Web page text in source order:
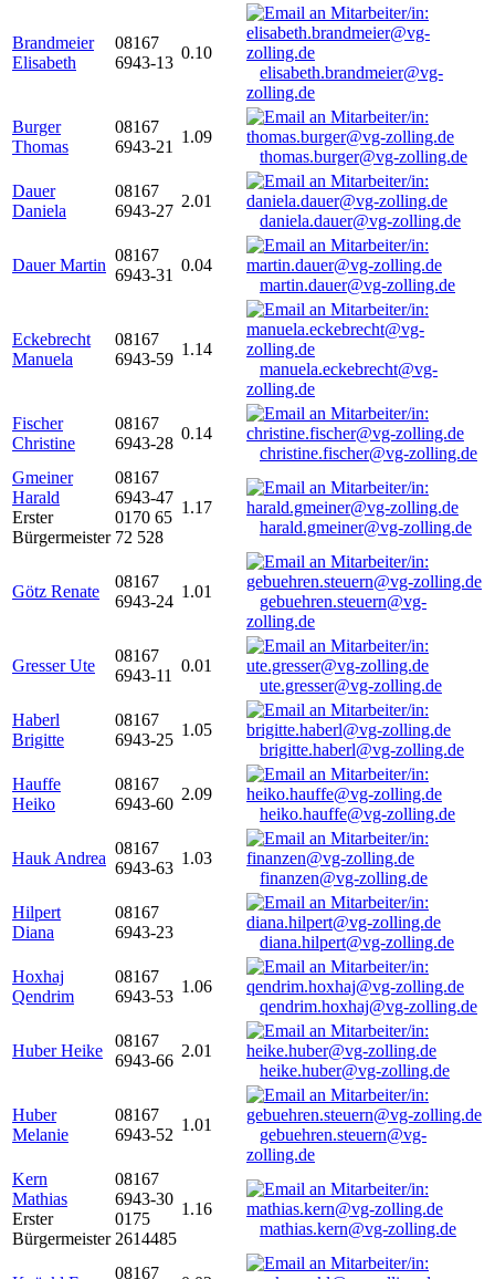
Brandmeier
Elisabeth
08167
6943-13
0.10
elisabeth.brandmeier@vg-
zolling.de
Burger
Thomas
08167
6943-21
1.09
thomas.burger@vg-zolling.de
Dauer
Daniela
08167
6943-27
2.01
daniela.dauer@vg-zolling.de
Dauer Martin
08167
6943-31
0.04
martin.dauer@vg-zolling.de
Eckebrecht
Manuela
08167
6943-59
1.14
manuela.eckebrecht@vg-
zolling.de
Fischer
Christine
08167
6943-28
0.14
christine.fischer@vg-zolling.de
Gmeiner
Harald
Erster
Bürgermeister
08167
6943-47
0170 65
72 528
1.17
harald.gmeiner@vg-zolling.de
Götz Renate
08167
6943-24
1.01
gebuehren.steuern@vg-
zolling.de
Gresser Ute
08167
6943-11
0.01
ute.gresser@vg-zolling.de
Haberl
Brigitte
08167
6943-25
1.05
brigitte.haberl@vg-zolling.de
Hauffe
Heiko
08167
6943-60
2.09
heiko.hauffe@vg-zolling.de
Hauk Andrea
08167
6943-63
1.03
finanzen@vg-zolling.de
Hilpert
Diana
08167
6943-23
diana.hilpert@vg-zolling.de
Hoxhaj
Qendrim
08167
6943-53
1.06
qendrim.hoxhaj@vg-zolling.de
Huber Heike
08167
6943-66
2.01
heike.huber@vg-zolling.de
Huber
Melanie
08167
6943-52
1.01
gebuehren.steuern@vg-
zolling.de
Kern
Mathias
Erster
Bürgermeister
08167
6943-30
0175
2614485
1.16
mathias.kern@vg-zolling.de
08167